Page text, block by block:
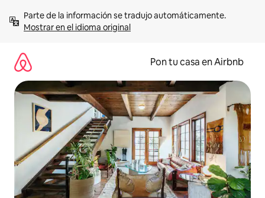
contenidoMostrar en el idioma original
Pon tu casa en Airbnb